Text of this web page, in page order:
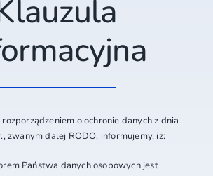
o ochronie danych z dnia
zwanym dalej RODO, informujemy, iż:
Państwa danych osobowych jest